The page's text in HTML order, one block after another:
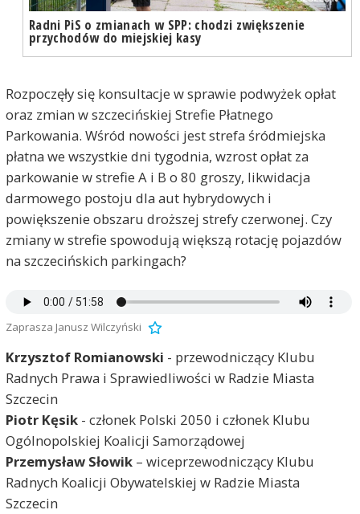
Radni PiS o zmianach w SPP: chodzi zwiększenie
przychodów do miejskiej kasy
Rozpoczęły się konsultacje w sprawie podwyżek opłat
oraz zmian w szczecińskiej Strefie Płatnego
Parkowania. Wśród nowości jest strefa śródmiejska
płatna we wszystkie dni tygodnia, wzrost opłat za
parkowanie w strefie A i B o 80 groszy, likwidacja
darmowego postoju dla aut hybrydowych i
powiększenie obszaru droższej strefy czerwonej. Czy
zmiany w strefie spowodują większą rotację pojazdów
na szczecińskich parkingach?
Zaprasza Janusz Wilczyński
Krzysztof Romianowski - przewodniczący Klubu
Radnych Prawa i Sprawiedliwości w Radzie Miasta
Szczecin
Piotr Kęsik- członek Polski 2050 i członek Klubu
Ogólnopolskiej Koalicji Samorządowej
Przemysław Słowik– wiceprzewodniczący Klubu
Radnych Koalicji Obywatelskiej w Radzie Miasta
Szczecin